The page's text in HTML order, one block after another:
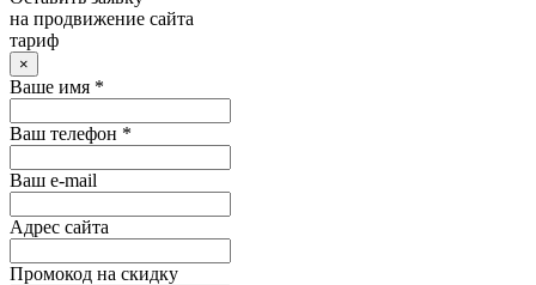
на продвижение сайта
тариф
×
Ваше имя *
Ваш телефон *
Ваш e-mail
Адрес сайта
Промокод на скидку